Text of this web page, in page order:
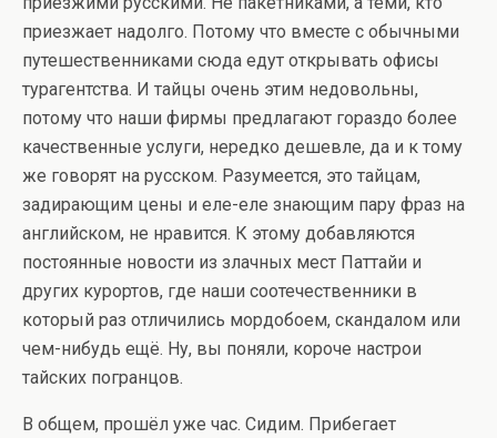
приезжает надолго. Потому что вместе с обычными
путешественниками сюда едут открывать офисы
турагентства. И тайцы очень этим недовольны,
потому что наши фирмы предлагают гораздо более
качественные услуги, нередко дешевле, да и к тому
же говорят на русском. Разумеется, это тайцам,
задирающим цены и еле-еле знающим пару фраз на
английском, не нравится. К этому добавляются
постоянные новости из злачных мест Паттайи и
других курортов, где наши соотечественники в
который раз отличились мордобоем, скандалом или
чем-нибудь ещё. Ну, вы поняли, короче настрои
тайских погранцов.
В общем, прошёл уже час. Сидим. Прибегает